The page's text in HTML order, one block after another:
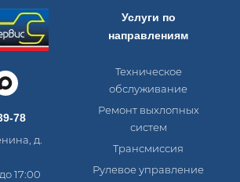
78
д.
17:00
Услуги по
направлениям
Техническое
обслуживание
Ремонт выхлопных
систем
Трансмиссия
Рулевое управление